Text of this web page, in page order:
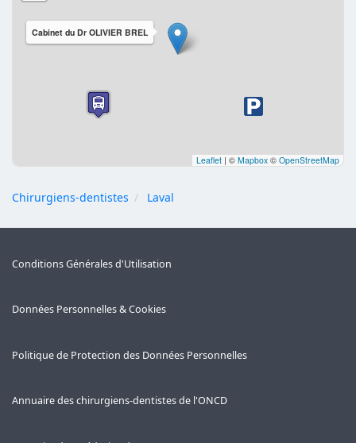
Cabinet du Dr OLIVIER BREL
Leaflet | © Mapbox © OpenStreetMap
Chirurgiens-dentistes Laval
Conditions Générales d'Utilisation
Données Personnelles & Cookies
Politique de Protection des Données Personnelles
Annuaire des chirurgiens-dentistes de l'ONCD